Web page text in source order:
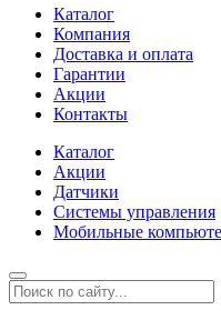
Каталог
Компания
Доставка и оплата
Гарантии
Акции
Контакты
Каталог
Акции
Датчики
Системы управления
Мобильные